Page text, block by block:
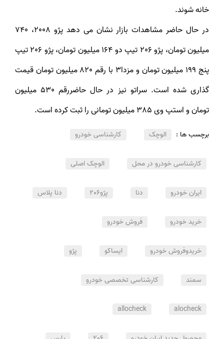
خانه شوند.
در حال حاضر مشاهدات بازار نشان می دهد پژو 2008، 740
میلیون تومان، پژو 206 تیپ دو 164 میلیون تومان، پژو 206 تیپ
پنج 199 میلیون تومان و مزدا3 با رقم 820 میلیون تومان قیمت
گذاری شده است. سراتو نیز در حال حاضررقم 530 میلیون
تومان و استپ وی 385 میلیون تومانی را ثبت کرده است.
برچسب ها : الوچک کارشناسی خودرو
کارشناسی خودرو در محل الوچک اصلی
ایران خودرو دنا پژو206 دنا پلاس
خرید خودرو فروش خودرو
خریدوفروش خودرو ایساکو پژو
سمند کارشناسی تخصصی خودرو
alocheck
allocheck